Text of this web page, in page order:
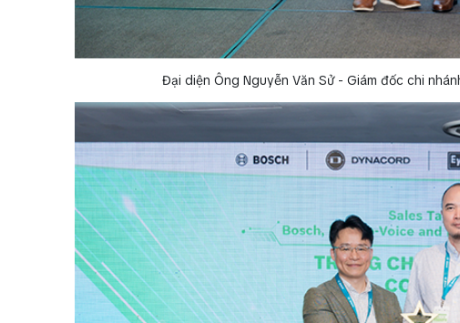
Đại diện Ông Nguyễn Văn Sử - Giám đốc chi